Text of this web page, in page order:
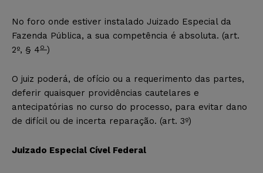
No foro onde estiver instalado Juizado Especial da
Fazenda Pública, a sua competência é absoluta. (art.
2º, § 4o )
O juiz poderá, de ofício ou a requerimento das partes,
deferir quaisquer providências cautelares e
antecipatórias no curso do processo, para evitar dano
de difícil ou de incerta reparação. (art. 3º)
Juizado Especial Cível Federal